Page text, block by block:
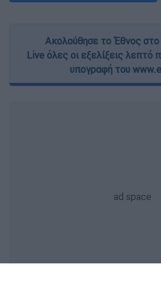
Ακολούθησε το Έθνος
Live όλες οι εξελίξεις λεπτό
υπογραφή του